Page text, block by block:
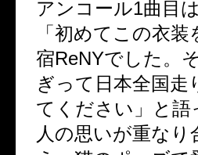
アンコール1曲目
「初めてこの衣
宿ReNYでした。
ぎって日本全国
てください」と
人の思いが重な